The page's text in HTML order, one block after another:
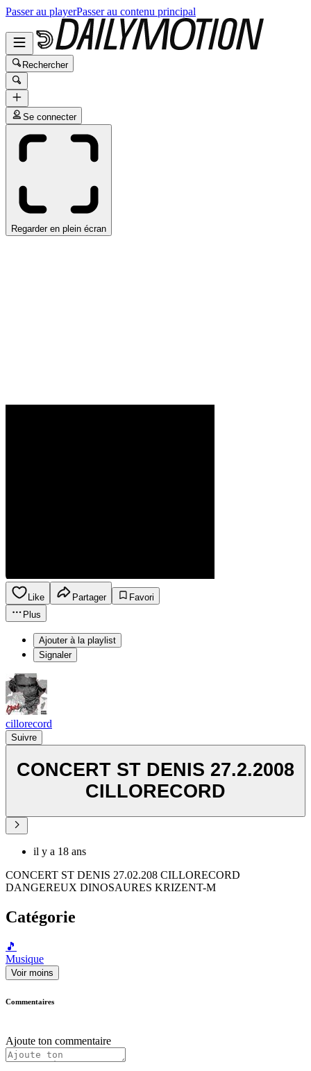
Passer au playerPasser au contenu principal
Rechercher
Se connecter
Regarder en plein écran
Like Partager
Favori
Plus
Ajouter à la playlist
Signaler
cillorecord
Suivre
CONCERT ST DENIS 27.2.2008
CILLORECORD
il y a 18 ans
CONCERT ST DENIS 27.02.208 CILLORECORD
DANGEREUX DINOSAURES KRIZENT-M
Catégorie
🎵
Musique
Voir moins
Commentaires
Ajoute ton commentaire